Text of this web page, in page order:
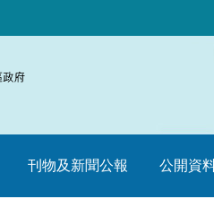
刊物及新聞公報 公開資